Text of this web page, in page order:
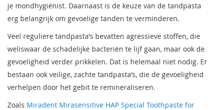
je mondhygiënist. Daarnaast is de keuze van de tandpasta
erg belangrijk om gevoelige tanden te verminderen.
Veel reguliere tandpasta’s bevatten agressieve stoffen, die
weliswaar de schadelijke bacteriën te lijf gaan, maar ook de
gevoeligheid verder prikkelen. Dat is helemaal niet nodig. Er
bestaan ook veilige, zachte tandpasta’s, die de gevoeligheid
verhelpen door het gebit te remineraliseren.
Zoals Miradent Mirasensitive HAP Special Toothpaste for